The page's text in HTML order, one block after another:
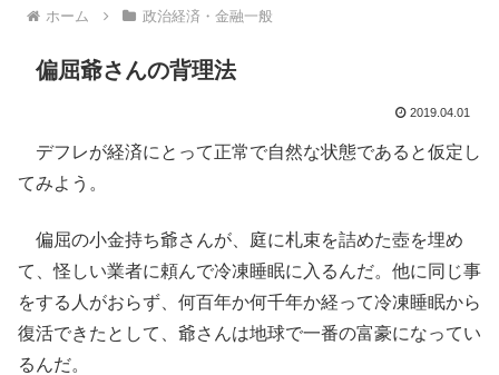
ホーム 政治経済・金融一般
偏屈爺さんの背理法
2019.04.01
デフレが経済にとって正常で自然な状態であると仮定し
てみよう。
偏屈の小金持ち爺さんが、庭に札束を詰めた壺を埋め
て、怪しい業者に頼んで冷凍睡眠に入るんだ。他に同じ事
をする人がおらず、何百年か何千年か経って冷凍睡眠から
復活できたとして、爺さんは地球で一番の富豪になってい
るんだ。